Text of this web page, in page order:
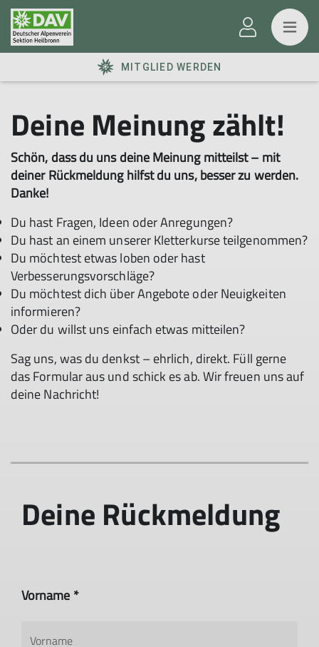
MITGLIED WERDEN
Deine Meinung zählt!
Schön, dass du uns deine Meinung mitteilst – mit
deiner Rückmeldung hilfst du uns, besser zu werden.
Danke!
Du hast Fragen, Ideen oder Anregungen?
Du hast an einem unserer Kletterkurse teilgenommen?
Du möchtest etwas loben oder hast
Verbesserungsvorschläge?
Du möchtest dich über Angebote oder Neuigkeiten
informieren?
Oder du willst uns einfach etwas mitteilen?
Sag uns, was du denkst – ehrlich, direkt. Füll gerne
das Formular aus und schick es ab. Wir freuen uns auf
deine Nachricht!
Deine Rückmeldung
Vorname *